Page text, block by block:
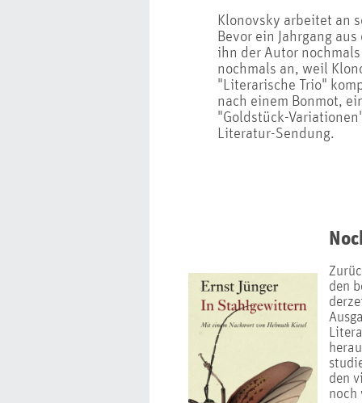
Klonovsky arbeitet an
Bevor ein Jahrgang
ihn der Autor
nochmals an, weil
"Literarische Trio"
nach einem Bonmot,
"Goldstück-
Literatur-Sendung.
den
den
noch